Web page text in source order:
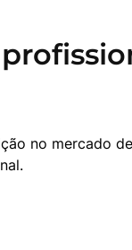
no mercado